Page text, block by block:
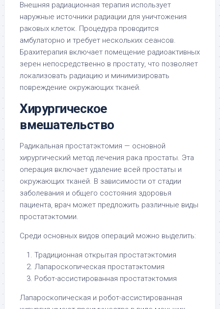
Внешняя радиационная терапия использует
наружные источники радиации для уничтожения
раковых клеток. Процедура проводится
амбулаторно и требует нескольких сеансов.
Брахитерапия включает помещение радиоактивных
зерен непосредственно в простату, что позволяет
локализовать радиацию и минимизировать
повреждение окружающих тканей.
Хирургическое
вмешательство
Радикальная простатэктомия — основной
хирургический метод лечения рака простаты. Эта
операция включает удаление всей простаты и
окружающих тканей. В зависимости от стадии
заболевания и общего состояния здоровья
пациента, врач может предложить различные виды
простатэктомии.
Среди основных видов операций можно выделить:
Традиционная открытая простатэктомия
Лапароскопическая простатэктомия
Робот-ассистированная простатэктомия
Лапароскопическая и робот-ассистированная